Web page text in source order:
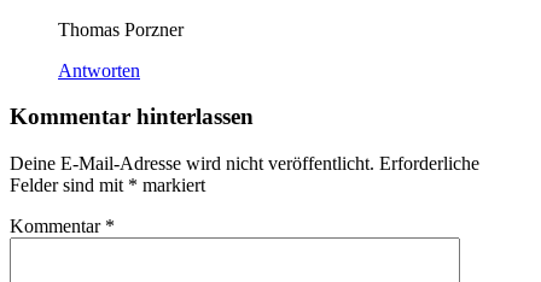
Thomas Porzner
Antworten
Kommentar hinterlassen
Deine E-Mail-Adresse wird nicht veröffentlicht. Erforderliche
Felder sind mit * markiert
Kommentar *